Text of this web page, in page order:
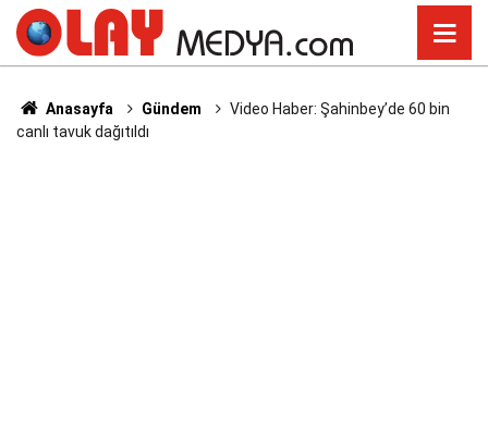
Anasayfa Gündem
Video Haber: Şahinbey’de 60 bin
canlı tavuk dağıtıldı